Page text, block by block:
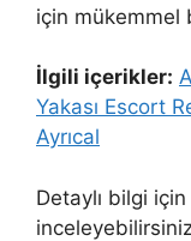
için mükemmel
İlgili içerikler:
Yakası Escort
Ayrıcal
Detaylı bilgi için